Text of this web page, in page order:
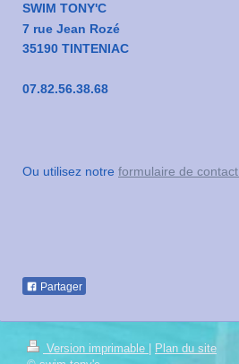
SWIM TONY'C
7 rue Jean Rozé
35190 TINTENIAC
07.82.56.38.68
Ou utilisez notre formulaire de contact.
Partager
Version imprimable
Plan du site